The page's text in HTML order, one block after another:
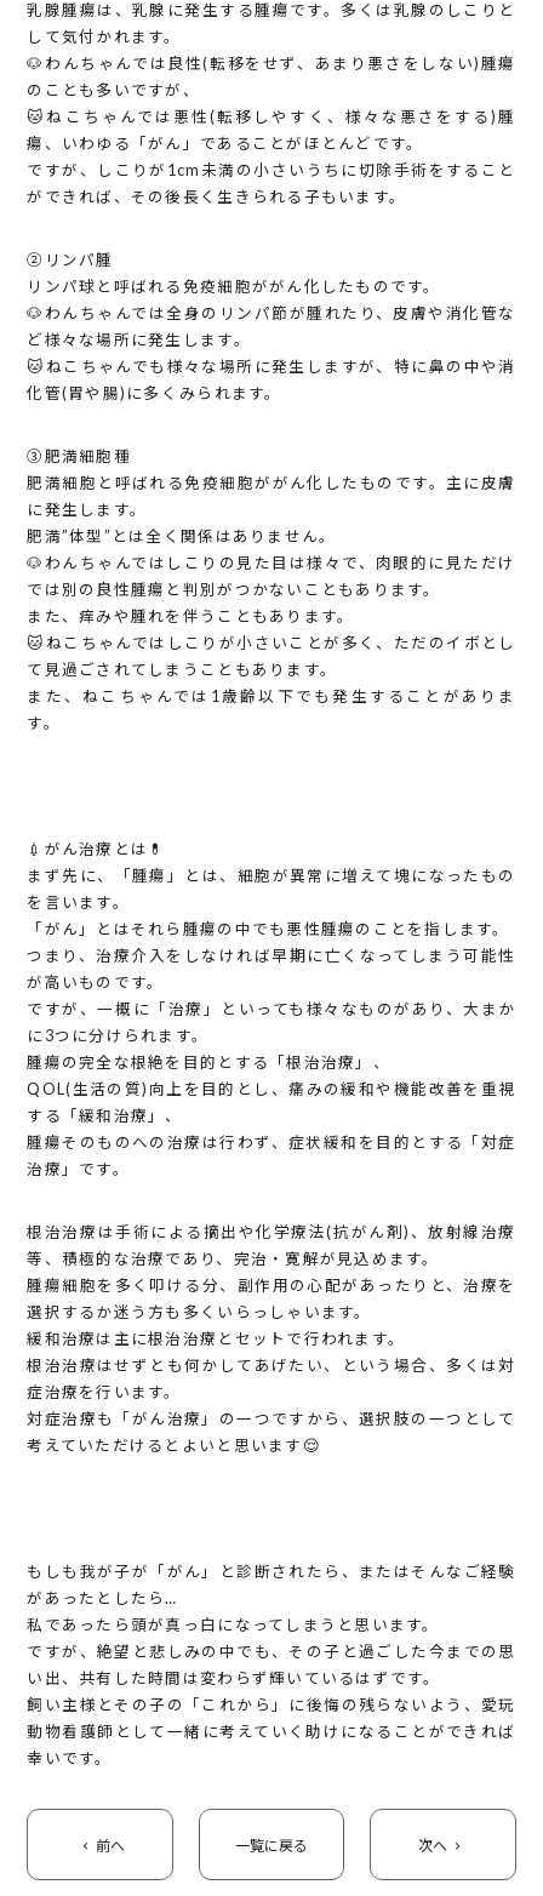
乳腺腫瘍は、乳腺に発生する腫瘍です。多くは乳腺のしこりと
して気付かれます。
🐶わんちゃんでは良性(転移をせず、あまり悪さをしない)腫瘍
のことも多いですが、
🐱ねこちゃんでは悪性(転移しやすく、様々な悪さをする)腫
瘍、いわゆる「がん」であることがほとんどです。
ですが、しこりが1cm未満の小さいうちに切除手術をすること
ができれば、その後長く生きられる子もいます。
②リンパ腫
リンパ球と呼ばれる免疫細胞ががん化したものです。
🐶わんちゃんでは全身のリンパ節が腫れたり、皮膚や消化管な
ど様々な場所に発生します。
🐱ねこちゃんでも様々な場所に発生しますが、特に鼻の中や消
化管(胃や腸)に多くみられます。
③肥満細胞種
肥満細胞と呼ばれる免疫細胞ががん化したものです。主に皮膚
に発生します。
肥満”体型”とは全く関係はありません。
🐶わんちゃんではしこりの見た目は様々で、肉眼的に見ただけ
では別の良性腫瘍と判別がつかないこともあります。
また、痒みや腫れを伴うこともあります。
🐱ねこちゃんではしこりが小さいことが多く、ただのイボとし
て見過ごされてしまうこともあります。
また、ねこちゃんでは1歳齢以下でも発生することがありま
す。
💉がん治療とは💊
まず先に、「腫瘍」とは、細胞が異常に増えて塊になったもの
を言います。
「がん」とはそれら腫瘍の中でも悪性腫瘍のことを指します。
つまり、治療介入をしなければ早期に亡くなってしまう可能性
が高いものです。
ですが、一概に「治療」といっても様々なものがあり、大まか
に3つに分けられます。
腫瘍の完全な根絶を目的とする「根治治療」、
QOL(生活の質)向上を目的とし、痛みの緩和や機能改善を重視
する「緩和治療」、
腫瘍そのものへの治療は行わず、症状緩和を目的とする「対症
治療」です。
根治治療は手術による摘出や化学療法(抗がん剤)、放射線治療
等、積極的な治療であり、完治・寛解が見込めます。
腫瘍細胞を多く叩ける分、副作用の心配があったりと、治療を
選択するか迷う方も多くいらっしゃいます。
緩和治療は主に根治治療とセットで行われます。
根治治療はせずとも何かしてあげたい、という場合、多くは対
症治療を行います。
対症治療も「がん治療」の一つですから、選択肢の一つとして
考えていただけるとよいと思います😌
もしも我が子が「がん」と診断されたら、またはそんなご経験
があったとしたら…
私であったら頭が真っ白になってしまうと思います。
ですが、絶望と悲しみの中でも、その子と過ごした今までの思
い出、共有した時間は変わらず輝いているはずです。
飼い主様とその子の「これから」に後悔の残らないよう、愛玩
動物看護師として一緒に考えていく助けになることができれば
幸いです。
次へ
一覧に戻る
前へ